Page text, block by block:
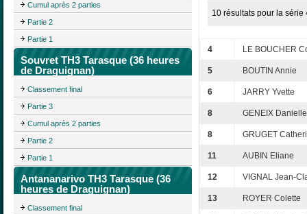
Cumul après 2 parties
Partie 2
Partie 1
Souvret TH3 Tarasque (36 heures
de Draguignan)
Classement final
Partie 3
Cumul après 2 parties
Partie 2
Partie 1
Antananarivo TH3 Tarasque (36
heures de Draguignan)
Classement final
10 résultats pour la série
4 LE BOUCHER
5 BOUTIN Annie
6 JARRY Yvette
8 GENEIX Danielle
8 GRUGET
11 AUBIN Eliane
12 VIGNAL Jean-
13 ROYER Colette